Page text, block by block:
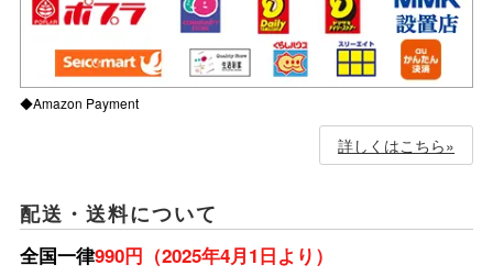
◆Amazon Payment
詳しくはこちら»
配送・送料について
全国一律990円（2025年4月1日より）